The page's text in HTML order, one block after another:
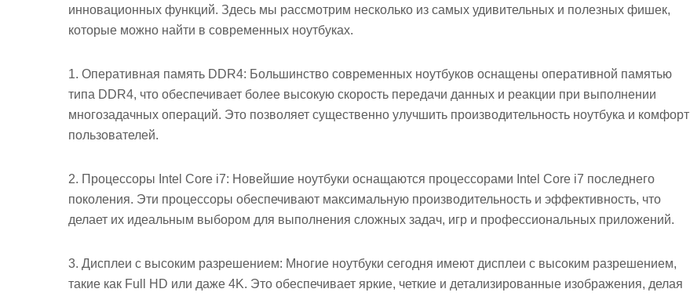
инновационных функций. Здесь мы рассмотрим несколько из самых удивительных и полезных фишек,
которые можно найти в современных ноутбуках.
1. Оперативная память DDR4: Большинство современных ноутбуков оснащены оперативной памятью
типа DDR4, что обеспечивает более высокую скорость передачи данных и реакции при выполнении
многозадачных операций. Это позволяет существенно улучшить производительность ноутбука и комфорт
пользователей.
2. Процессоры Intel Core i7: Новейшие ноутбуки оснащаются процессорами Intel Core i7 последнего
поколения. Эти процессоры обеспечивают максимальную производительность и эффективность, что
делает их идеальным выбором для выполнения сложных задач, игр и профессиональных приложений.
3. Дисплеи с высоким разрешением: Многие ноутбуки сегодня имеют дисплеи с высоким разрешением,
такие как Full HD или даже 4K. Это обеспечивает яркие, четкие и детализированные изображения, делая